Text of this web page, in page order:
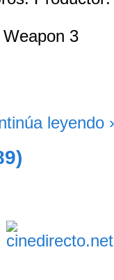
3
leyendo